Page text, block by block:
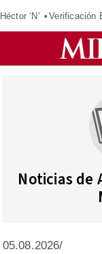
Héctor ‘N’ Verificación
Noticias de
05.08.2026/